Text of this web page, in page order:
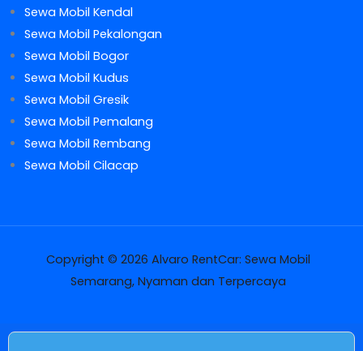
Sewa Mobil Kendal
Sewa Mobil Pekalongan
Sewa Mobil Bogor
Sewa Mobil Kudus
Sewa Mobil Gresik
Sewa Mobil Pemalang
Sewa Mobil Rembang
Sewa Mobil Cilacap
Copyright © 2026 Alvaro RentCar: Sewa Mobil
Semarang, Nyaman dan Terpercaya